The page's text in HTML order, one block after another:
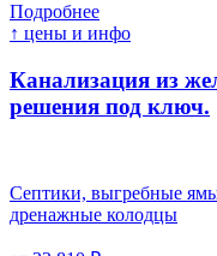
Подробнее
↑ цены и инфо
Канализация из
решения под ключ.
Септики, выгребные
дренажные колодцы